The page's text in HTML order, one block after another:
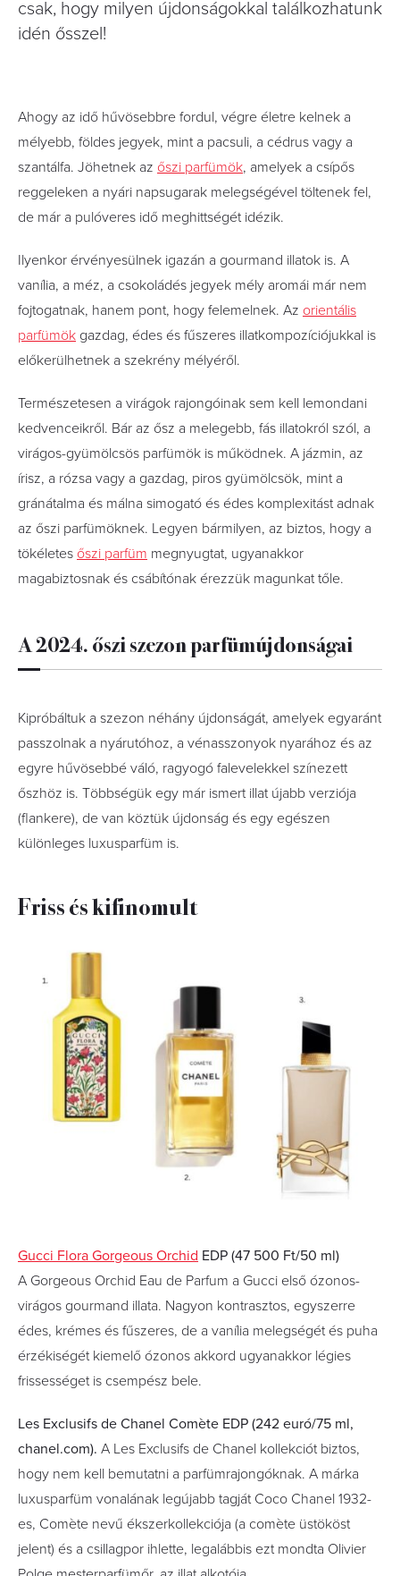
csak, hogy milyen újdonságokkal találkozhatunk
idén ősszel!
Ahogy az idő hűvösebbre fordul, végre életre kelnek a
mélyebb, földes jegyek, mint a pacsuli, a cédrus vagy a
szantálfa. Jöhetnek az őszi parfümök, amelyek a csípős
reggeleken a nyári napsugarak melegségével töltenek fel,
de már a pulóveres idő meghittségét idézik.
Ilyenkor érvényesülnek igazán a gourmand illatok is. A
vanília, a méz, a csokoládés jegyek mély aromái már nem
fojtogatnak, hanem pont, hogy felemelnek. Az orientális
parfümök gazdag, édes és fűszeres illatkompozíciójukkal is
előkerülhetnek a szekrény mélyéről.
Természetesen a virágok rajongóinak sem kell lemondani
kedvenceikről. Bár az ősz a melegebb, fás illatokról szól, a
virágos-gyümölcsös parfümök is működnek. A jázmin, az
írisz, a rózsa vagy a gazdag, piros gyümölcsök, mint a
gránátalma és málna simogató és édes komplexitást adnak
az őszi parfümöknek. Legyen bármilyen, az biztos, hogy a
tökéletes őszi parfüm megnyugtat, ugyanakkor
magabiztosnak és csábítónak érezzük magunkat tőle.
A 2024. őszi szezon parfümújdonságai
Kipróbáltuk a szezon néhány újdonságát, amelyek egyaránt
passzolnak a nyárutóhoz, a vénasszonyok nyarához és az
egyre hűvösebbé váló, ragyogó falevelekkel színezett
őszhöz is. Többségük egy már ismert illat újabb verziója
(flankere), de van köztük újdonság és egy egészen
különleges luxusparfüm is.
Friss és kifinomult
Gucci Flora Gorgeous Orchid EDP (47 500 Ft/50 ml)
A Gorgeous Orchid Eau de Parfum a Gucci első ózonos-
virágos gourmand illata. Nagyon kontrasztos, egyszerre
édes, krémes és fűszeres, de a vanília melegségét és puha
érzékiségét kiemelő ózonos akkord ugyanakkor légies
frissességet is csempész bele.
Les Exclusifs de Chanel Comète EDP (242 euró/75 ml,
chanel.com). A Les Exclusifs de Chanel kollekciót biztos,
hogy nem kell bemutatni a parfümrajongóknak. A márka
luxusparfüm vonalának legújabb tagját Coco Chanel 1932-
es, Comète nevű ékszerkollekciója (a comète üstököst
jelent) és a csillagpor ihlette, legalábbis ezt mondta Olivier